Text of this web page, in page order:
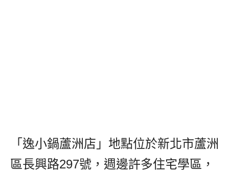
「逸小鍋蘆洲店」地點位於新北市蘆洲
區長興路297號，週邊許多住宅學區，